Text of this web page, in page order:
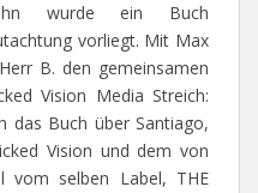
wurde ein Buch
vorliegt. Mit Max
B. den gemeinsamen
Vision Media Streich:
das Buch über Santiago,
Vision und dem von
vom selben Label, THE